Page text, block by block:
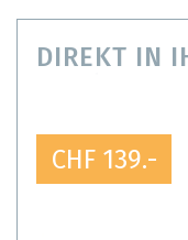
DIREKT IN
CHF 139.-